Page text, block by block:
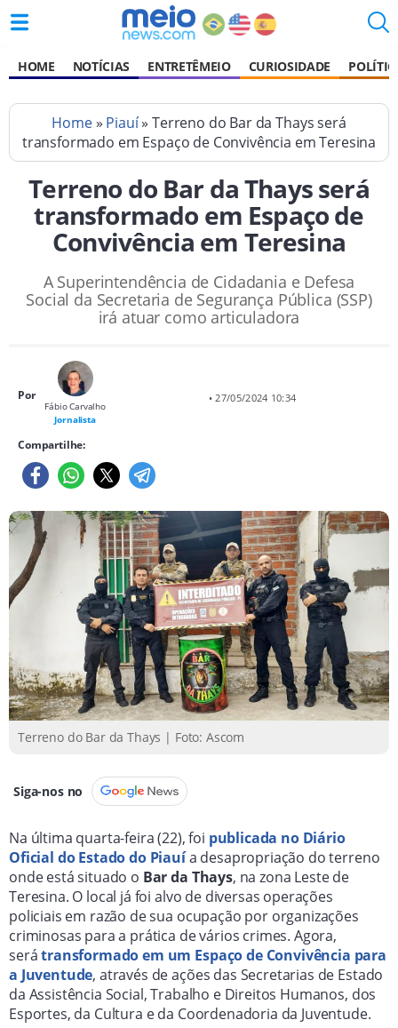
HOME NOTÍCIAS ENTRETÊMEIO CURIOSIDADE
Home» Piauí» Terreno do Bar da Thays será
transformado em Espaço de Convivência em Teresina
Terreno do Bar da Thays será
transformado em Espaço de
Convivência em Teresina
A Superintendência de Cidadania e Defesa
Social da Secretaria de Segurança Pública (SSP)
irá atuar como articuladora
Por
Fábio Carvalho
Jornalista
• 27/05/2024 10:34
Compartilhe:
Terreno do Bar da Thays | Foto: Ascom
Siga-nos no
Na última quarta-feira (22), foi publicada no Diário
Oficial do Estado do Piauía desapropriação do terreno
onde está situado o Bar da Thays, na zona Leste de
Teresina. O local já foi alvo de diversas operações
policiais em razão de sua ocupação por organizações
criminosas para a prática de vários crimes. Agora,
serátransformado em um Espaço de Convivência para
a Juventude, através de ações das Secretarias de Estado
da Assistência Social, Trabalho e Direitos Humanos, dos
Esportes, da Cultura e da Coordenadoria da Juventude.